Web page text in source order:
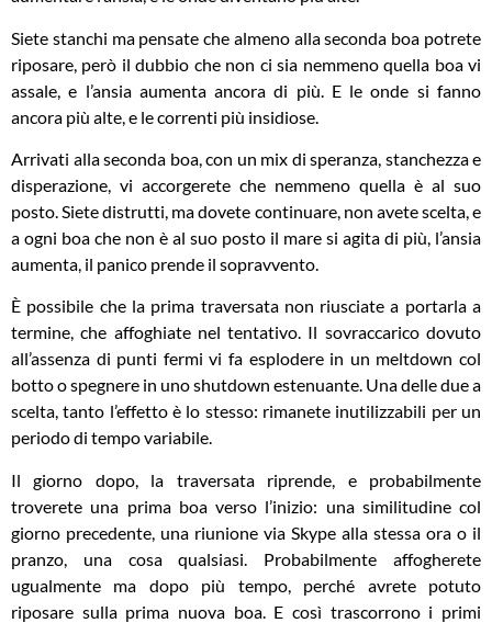
Siete stanchi ma pensate che almeno alla seconda boa potrete
riposare, però il dubbio che non ci sia nemmeno quella boa vi
assale, e l’ansia aumenta ancora di più. E le onde si fanno
ancora più alte, e le correnti più insidiose.
Arrivati alla seconda boa, con un mix di speranza, stanchezza e
disperazione, vi accorgerete che nemmeno quella è al suo
posto. Siete distrutti, ma dovete continuare, non avete scelta, e
a ogni boa che non è al suo posto il mare si agita di più, l’ansia
aumenta, il panico prende il sopravvento.
È possibile che la prima traversata non riusciate a portarla a
termine, che affoghiate nel tentativo. Il sovraccarico dovuto
all’assenza di punti fermi vi fa esplodere in un meltdown col
botto o spegnere in uno shutdown estenuante. Una delle due a
scelta, tanto l’effetto è lo stesso: rimanete inutilizzabili per un
periodo di tempo variabile.
Il giorno dopo, la traversata riprende, e probabilmente
troverete una prima boa verso l’inizio: una similitudine col
giorno precedente, una riunione via Skype alla stessa ora o il
pranzo, una cosa qualsiasi. Probabilmente affogherete
ugualmente ma dopo più tempo, perché avrete potuto
riposare sulla prima nuova boa. E così trascorrono i primi